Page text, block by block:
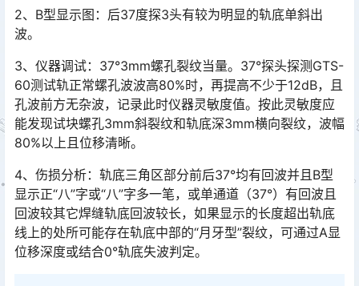
2、B型显示图：后37度探3头有较为明显的轨底单斜出
波。
3、仪器调试：37°3mm螺孔裂纹当量。37°探头探测GTS-
60测试轨正常螺孔波波高80%时，再提高不少于12dB，且
孔波前方无杂波，记录此时仪器灵敏度值。按此灵敏度应
能发现试块螺孔3mm斜裂纹和轨底深3mm横向裂纹，波幅
80%以上且位移清晰。󠅅󠅃󠄵󠅂󠄪󠇖󠆨󠆨󠇕󠆞󠆒󠅬󠇘󠆭󠆘󠇙󠆝󠅵󠇗󠆭󠆁󠄐󠇗󠅹󠅸󠇖󠆍󠅳󠇖󠅹󠅰󠇖󠆌󠅹
4、伤损分析：轨底三角区部分前后37°均有回波并且B型
显示正“八”字或“八”字多一笔，或单通道（37°）有回波且
回波较其它焊缝轨底回波较长，如果显示的长度超出轨底
线上的处所可能存在轨底中部的“月牙型”裂纹，可通过A显
位移深度或结合0°轨底失波判定。󠅅󠅃󠄵󠅂󠄪󠇖󠆨󠆨󠇕󠆞󠆒󠅬󠇘󠆭󠆘󠇙󠆝󠅵󠇗󠆭󠆁󠄐󠇗󠅹󠅸󠇖󠆍󠅳󠇖󠅹󠅰󠇖󠆌󠅹